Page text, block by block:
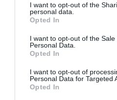
I want to opt-out of the
personal data.
Opted In
I want to opt-out of the Sale
Personal Data.
Opted In
I want to opt-out of
Personal Data for Targeted
Opted In
Facebook e publicada no
Os vencedores serão
Salvo indicação
de envio não estão
A participação neste
o seu titular aceita lhe
passatempos.